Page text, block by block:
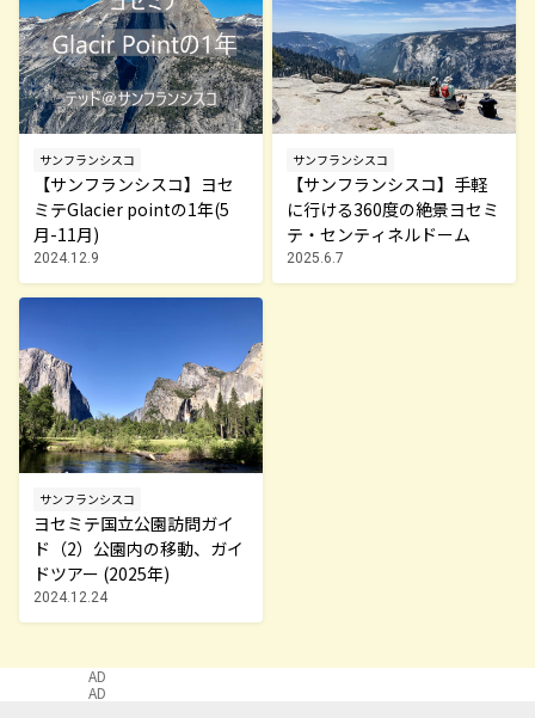
サンフランシスコ
【サンフランシスコ】ヨセ
ミテGlacier pointの1年(5
月-11月)
2024.12.9
サンフランシスコ
【サンフランシスコ】手軽
に行ける360度の絶景ヨセミ
テ・センティネルドーム
2025.6.7
サンフランシスコ
ヨセミテ国立公園訪問ガイ
ド（2）公園内の移動、ガイ
ドツアー (2025年)
2024.12.24
AD
AD